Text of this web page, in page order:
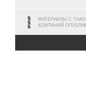
МАТЕРИАЛЫ С
КОМПАНИЙ